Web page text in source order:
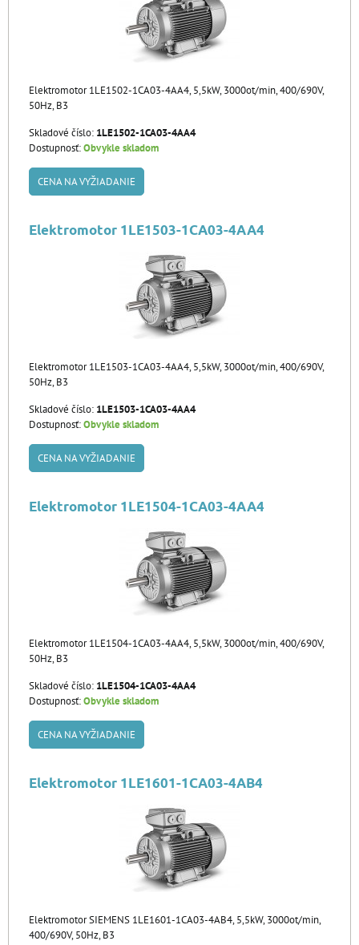
Elektromotor 1LE1502-1CA03-4AA4, 5,5kW, 3000ot/min, 400/690V,
50Hz, B3
Skladové číslo: 1LE1502-1CA03-4AA4
Dostupnosť:Obvykle skladom
CENA NA VYŽIADANIE
Elektromotor 1LE1503-1CA03-4AA4
Elektromotor 1LE1503-1CA03-4AA4, 5,5kW, 3000ot/min, 400/690V,
50Hz, B3
Skladové číslo: 1LE1503-1CA03-4AA4
Dostupnosť:Obvykle skladom
CENA NA VYŽIADANIE
Elektromotor 1LE1504-1CA03-4AA4
Elektromotor 1LE1504-1CA03-4AA4, 5,5kW, 3000ot/min, 400/690V,
50Hz, B3
Skladové číslo: 1LE1504-1CA03-4AA4
Dostupnosť:Obvykle skladom
CENA NA VYŽIADANIE
Elektromotor 1LE1601-1CA03-4AB4
Elektromotor SIEMENS 1LE1601-1CA03-4AB4, 5,5kW, 3000ot/min,
400/690V, 50Hz, B3